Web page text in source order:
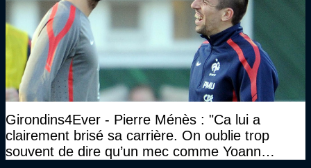
Girondins4Ever - Pierre Ménès : "Ca lui a
clairement brisé sa carrière. On oublie trop
souvent de dire qu’un mec comme Yoann